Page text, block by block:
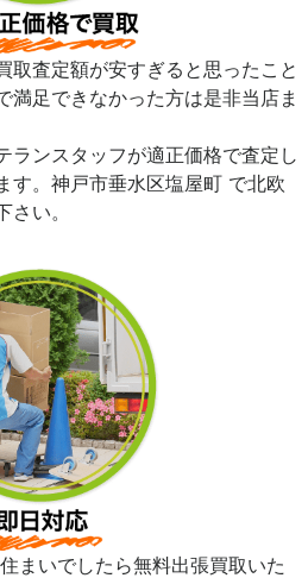
取査定額が安すぎると思ったこと
満足できなかった方は是非当店ま
ランスタッフが適正価格で査定し
す。神戸市垂水区塩屋町 で北欧
い。
まいでしたら無料出張買取いた